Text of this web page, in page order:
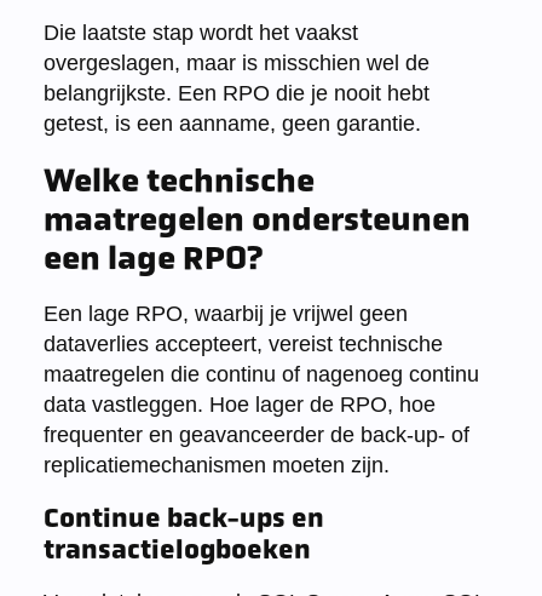
Die laatste stap wordt het vaakst
overgeslagen, maar is misschien wel de
belangrijkste. Een RPO die je nooit hebt
getest, is een aanname, geen garantie.
Welke technische
maatregelen ondersteunen
een lage RPO?
Een lage RPO, waarbij je vrijwel geen
dataverlies accepteert, vereist technische
maatregelen die continu of nagenoeg continu
data vastleggen. Hoe lager de RPO, hoe
frequenter en geavanceerder de back-up- of
replicatiemechanismen moeten zijn.
Continue back-ups en
transactielogboeken